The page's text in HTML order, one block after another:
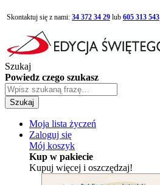
Skontaktuj się z nami: 34 372 34 29 lub 605 313 543
Szukaj
Powiedz czego szukasz
Szukaj
Moja lista życzeń
Zaloguj się
Mój koszyk
Kup w pakiecie
Kupuj więcej i oszczędzaj!